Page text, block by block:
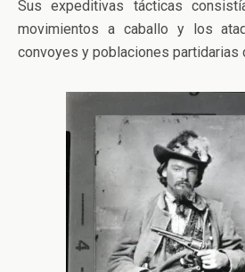
Sus expeditivas tácticas
movimientos a caballo y los
convoyes y poblaciones partidarias